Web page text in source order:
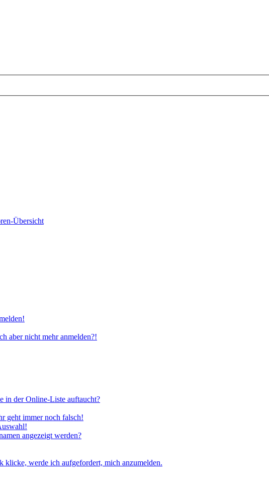
Übersicht
aber nicht mehr anmelden?!
in der Online-Liste auftaucht?
geht immer noch falsch!
angezeigt werden?
werde ich aufgefordert, mich anzumelden.